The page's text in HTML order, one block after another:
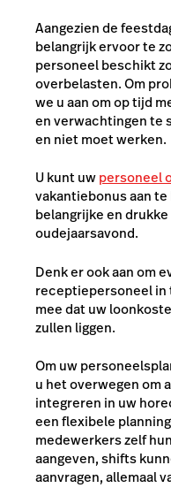
Aangezien de
belangrijk ervoor te
personeel beschikt
overbelasten. Om
we u aan om op tijd
en verwachtingen te
en niet moet werken.
U kunt uwpersoneel
vakantiebonus aan
belangrijke en
oudejaarsavond.
Denk er ook aan om
receptiepersoneel in
mee dat uw
zullen liggen.
Om uw
u het overwegen om
integreren in uw
een flexibele
medewerkers zelf
aangeven, shifts
aanvragen, allemaal